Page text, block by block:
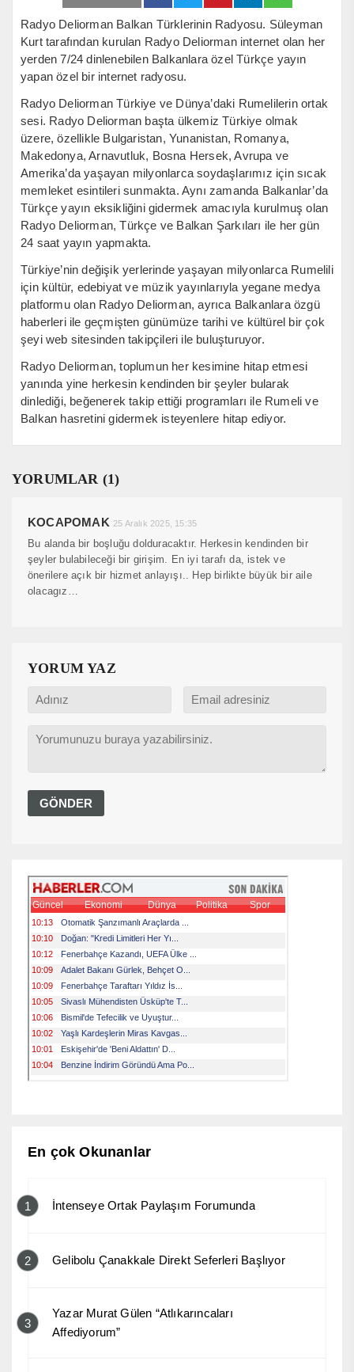
Radyo Deliorman Balkan Türklerinin Radyosu. Süleyman
Kurt tarafından kurulan Radyo Deliorman internet olan her
yerden 7/24 dinlenebilen Balkanlara özel Türkçe yayın
yapan özel bir internet radyosu.
Radyo Deliorman Türkiye ve Dünya’daki Rumelilerin ortak
sesi. Radyo Deliorman başta ülkemiz Türkiye olmak
üzere, özellikle Bulgaristan, Yunanistan, Romanya,
Makedonya, Arnavutluk, Bosna Hersek, Avrupa ve
Amerika’da yaşayan milyonlarca soydaşlarımız için sıcak
memleket esintileri sunmakta. Aynı zamanda Balkanlar’da
Türkçe yayın eksikliğini gidermek amacıyla kurulmuş olan
Radyo Deliorman, Türkçe ve Balkan Şarkıları ile her gün
24 saat yayın yapmakta.
Türkiye’nin değişik yerlerinde yaşayan milyonlarca Rumelili
için kültür, edebiyat ve müzik yayınlarıyla yegane medya
platformu olan Radyo Deliorman, ayrıca Balkanlara özgü
haberleri ile geçmişten günümüze tarihi ve kültürel bir çok
şeyi web sitesinden takipçileri ile buluşturuyor.
Radyo Deliorman, toplumun her kesimine hitap etmesi
yanında yine herkesin kendinden bir şeyler bularak
dinlediği, beğenerek takip ettiği programları ile Rumeli ve
Balkan hasretini gidermek isteyenlere hitap ediyor.
YORUMLAR (1)
KOCAPOMAK 25 Aralık 2025, 15:35
Bu alanda bir boşluğu dolduracaktır. Herkesin kendinden bir
şeyler bulabileceği bir girişim. En iyi tarafı da, istek ve
önerilere açık bir hizmet anlayışı.. Hep birlikte büyük bir aile
olacagız…
YORUM YAZ
En çok Okunanlar
1 İntenseye Ortak Paylaşım Forumunda
2 Gelibolu Çanakkale Direkt Seferleri Başlıyor
3
Yazar Murat Gülen “Atlıkarıncaları
Affediyorum”